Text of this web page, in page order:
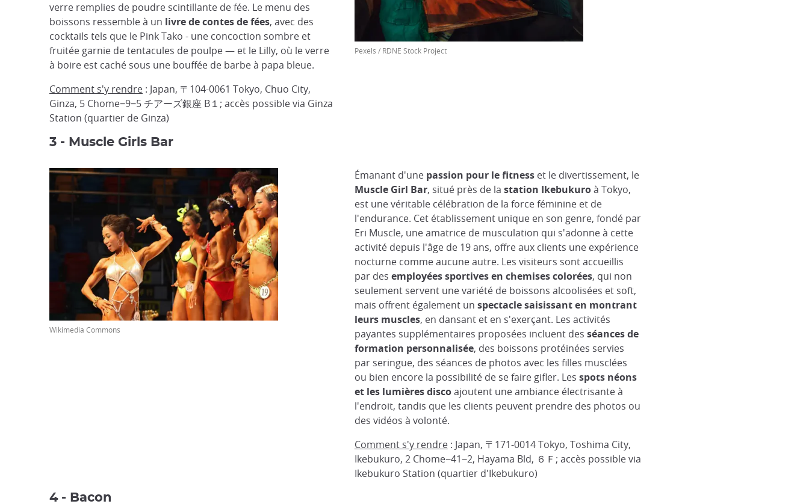
verre remplies de poudre scintillante de fée. Le menu des
boissons ressemble à un livre de contes de fées, avec des
cocktails tels que le Pink Tako - une concoction sombre et
fruitée garnie de tentacules de poulpe — et le Lilly, où le verre
à boire est caché sous une bouffée de barbe à papa bleue.
Comment s'y rendre : Japan, 〒104-0061 Tokyo, Chuo City,
Ginza, 5 Chome−9−5 チアーズ銀座 B１; accès possible via Ginza
Station (quartier de Ginza)
Pexels / RDNE Stock Project
3 - Muscle Girls Bar
Émanant d'une passion pour le fitnesset le divertissement, le
Muscle Girl Bar, situé près de la station Ikebukuroà Tokyo,
est une véritable célébration de la force féminine et de
l'endurance. Cet établissement unique en son genre, fondé par
Eri Muscle, une amatrice de musculation qui s'adonne à cette
activité depuis l'âge de 19 ans, offre aux clients une expérience
nocturne comme aucune autre. Les visiteurs sont accueillis
par des employées sportives en chemises colorées, qui non
seulement servent une variété de boissons alcoolisées et soft,
mais offrent également un spectacle saisissant en montrant
leurs muscles, en dansant et en s'exerçant. Les activités
payantes supplémentaires proposées incluent des séances de
formation personnalisée, des boissons protéinées servies
par seringue, des séances de photos avec les filles musclées
ou bien encore la possibilité de se faire gifler. Les spots néons
et les lumières discoajoutent une ambiance électrisante à
l'endroit, tandis que les clients peuvent prendre des photos ou
des vidéos à volonté.
Comment s'y rendre: Japan, 〒171-0014 Tokyo, Toshima City,
Ikebukuro, 2 Chome−41−2, Hayama Bld, ６Ｆ; accès possible via
Ikebukuro Station (quartier d'Ikebukuro)
Wikimedia Commons
4 - Bacon